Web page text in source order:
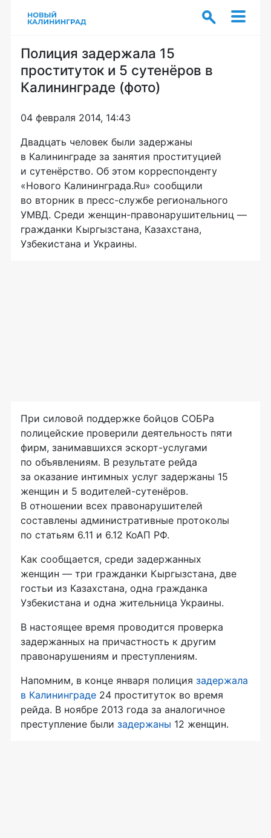
Полиция задержала 15
проституток и 5 сутенёров в
Калининграде (фото)
04 февраля 2014, 14:43
Двадцать человек были задержаны
в Калининграде за занятия проституцией
и сутенёрство. Об этом корреспонденту
«Нового Калининграда.Ru» сообщили
во вторник в пресс-службе регионального
УМВД. Среди женщин-правонарушительниц —
гражданки Кыргызстана, Казахстана,
Узбекистана и Украины.
При силовой поддержке бойцов СОБРа
полицейские проверили деятельность пяти
фирм, занимавшихся эскорт-услугами
по объявлениям. В результате рейда
за оказание интимных услуг задержаны 15
женщин и 5 водителей-сутенёров.
В отношении всех правонарушителей
составлены административные протоколы
по статьям 6.11 и 6.12 КоАП РФ.
Как сообщается, среди задержанных
женщин — три гражданки Кыргызстана, две
гостьи из Казахстана, одна гражданка
Узбекистана и одна жительница Украины.
В настоящее время проводится проверка
задержанных на причастность к другим
правонарушениям и преступлениям.
Напомним, в конце января полиция задержала
в Калининграде 24 проституток во время
рейда. В ноябре 2013 года за аналогичное
преступление были задержаны 12 женщин.